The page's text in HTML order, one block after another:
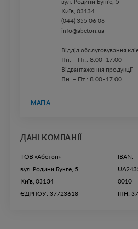
Київ, 03134
(044) 355 06 06
info@abeton.ua
Відділ обслуговування
Пн. – Пт.: 8.00–17.00
Відвантаження продукції
Пн. – Пт.: 8.00–17.00
МАПА
ДАНІ КОМПАНІЇ
ТОВ «Абетон»
вул. Родини Бунге, 5,
Київ, 03134
ЄДРПОУ: 37723618
IBAN:
0010
ІПН: